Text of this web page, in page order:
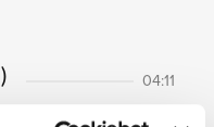
04:11